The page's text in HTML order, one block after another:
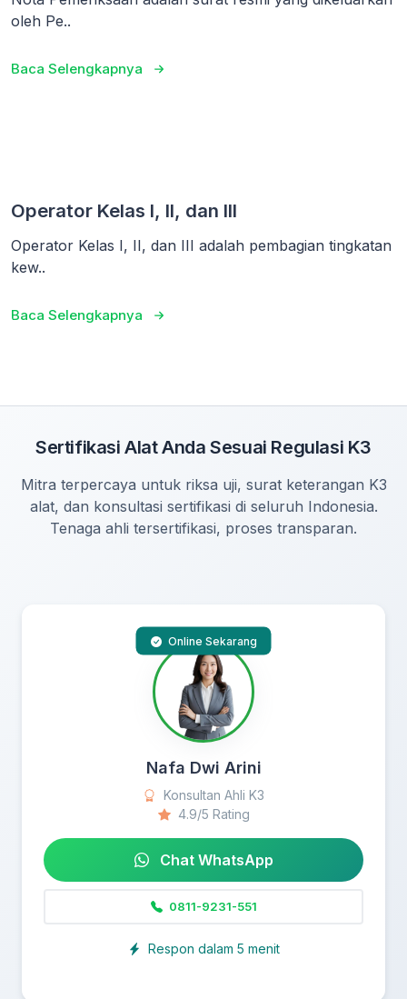
oleh Pe..
Baca Selengkapnya
Operator Kelas I, II, dan III
Operator Kelas I, II, dan III adalah pembagian tingkatan
kew..
Baca Selengkapnya
Sertifikasi Alat Anda Sesuai Regulasi K3
Mitra terpercaya untuk riksa uji, surat keterangan K3
alat, dan konsultasi sertifikasi di seluruh Indonesia.
Tenaga ahli tersertifikasi, proses transparan.
Online Sekarang
Nafa Dwi Arini
Konsultan Ahli K3
4.9/5 Rating
Chat WhatsApp
0811-9231-551
Respon dalam 5 menit